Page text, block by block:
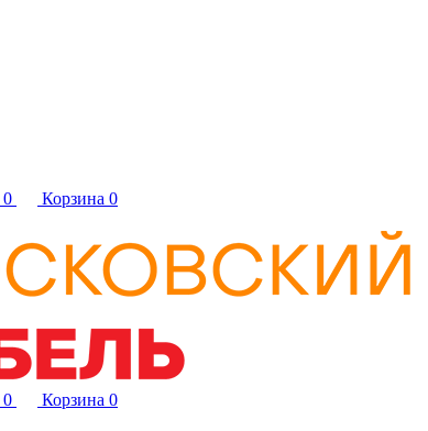
0 Корзина 0
0 Корзина 0